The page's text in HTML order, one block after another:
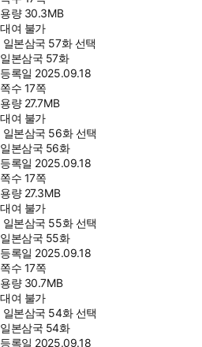
용량 30.3MB
대여 불가
일본삼국 57화 선택
일본삼국 57화
등록일 2025.09.18
쪽수 17쪽
용량 27.7MB
대여 불가
일본삼국 56화 선택
일본삼국 56화
등록일 2025.09.18
쪽수 17쪽
용량 27.3MB
대여 불가
일본삼국 55화 선택
일본삼국 55화
등록일 2025.09.18
쪽수 17쪽
용량 30.7MB
대여 불가
일본삼국 54화 선택
일본삼국 54화
등록일 2025.09.18